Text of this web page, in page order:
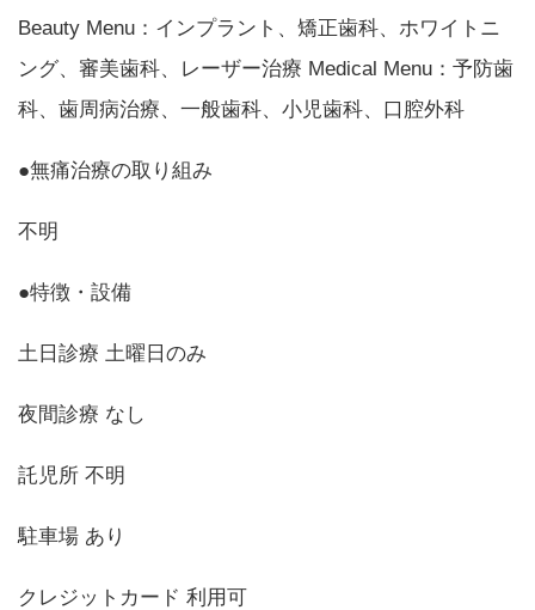
Beauty Menu：インプラント、矯正歯科、ホワイトニ
ング、審美歯科、レーザー治療 Medical Menu：予防歯
科、歯周病治療、一般歯科、小児歯科、口腔外科
●無痛治療の取り組み
不明
●特徴・設備
土日診療 土曜日のみ
夜間診療 なし
託児所 不明
駐車場 あり
クレジットカード 利用可